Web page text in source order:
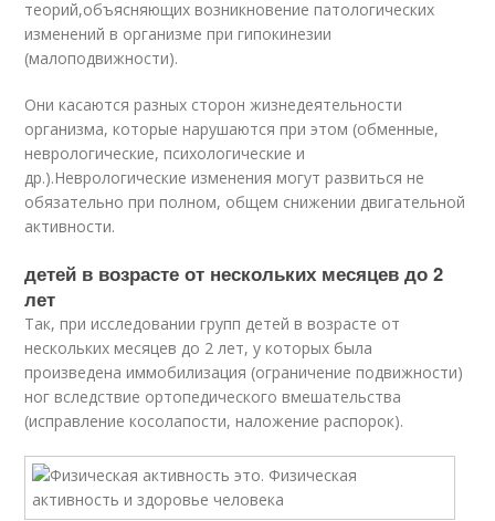
теорий,объясняющих возникновение патологических
изменений в организме при гипокинезии
(малоподвижности).
Они касаются разных сторон жизнедеятельности
организма, которые нарушаются при этом (обменные,
неврологические, психологические и
др.).Неврологические изменения могут развиться не
обязательно при полном, общем снижении двигательной
активности.
детей в возрасте от нескольких месяцев до 2
лет
Так, при исследовании групп детей в возрасте от
нескольких месяцев до 2 лет, у которых была
произведена иммобилизация (ограничение подвижности)
ног вследствие ортопедического вмешательства
(исправление косолапости, наложение распорок).